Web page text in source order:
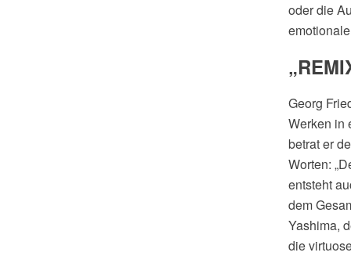
oder die
Georg
Werken in
betrat er
Worten:
entsteht
dem
Yashima,
die